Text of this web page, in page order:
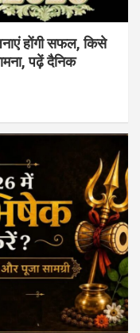
होंगी सफल, किसे
पढ़ें दैनिक